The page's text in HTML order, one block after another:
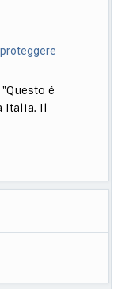
è
Italia. Il
– "Non voglio